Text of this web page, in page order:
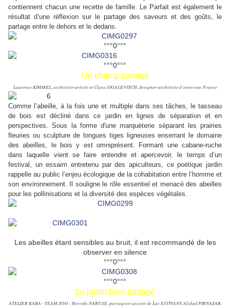
contiennent chacun une recette de famille. Le Parfait est également le
résultat d’une réflexion sur le partage des saveurs et des goûts, le
partage entre le dehors et le dedans.
°°°0°°°
°°°0°°°
Un champ partagé
Laurence KIMMEL, architecte-artiste et Clara SIGALEVITCH, designer-architecte d’intérieur, France
Comme l’abeille, à la fois une et multiple dans ses tâches, le tasseau
de bois est décliné dans ce jardin en lignes de séparation et en
perspectives. Sous la forme d'une marquèterie séparant les prairies
fleuries ou sculpture de longues tiges ligneuses enserrant le domaine
des abeilles, le bois y est omniprésent. Formant une cabane-ruche
dans laquelle vient se faire entendre et apercevoir, le temps d’un
festival, un essaim entretenu par des apiculteurs, ce poétique jardin
rappelle au public l’enjeu écologique de la cohabitation entre l’homme et
son environnement. Il souligne le rôle essentiel et menacé des abeilles
pour les pollinisations et la diversité des espèces végétales.
Les abeilles étant sensibles au bruit, il est recommandé de les
observer en silence
°°°0°°°
°°°0°°°
Le jardin bien partagé
ATELIER KABA - TEAM ZOO : Hiroshi NARUSE, paysagiste assisté de Luc ESTIVANT, Alidad PIRNAZAR,